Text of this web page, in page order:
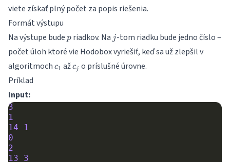
viete získať plný počet za popis riešenia.
Formát výstupu
Na výstupe bude p
p riadkov. Na jj-tom riadku bude jedno číslo –
počet úloh ktoré vie Hodobox vyriešiť, keď sa už zlepšil v
algoritmoch c_1
c1 ažc_j
cj o príslušné úrovne.
Príklad
Input:
3
1
14
1
0
2
13
3